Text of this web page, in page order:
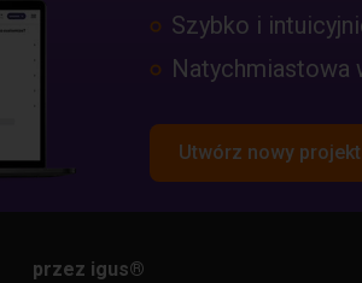
Szybko i
Natychmiastowa
Utwórz nowy projekt
przez igus®